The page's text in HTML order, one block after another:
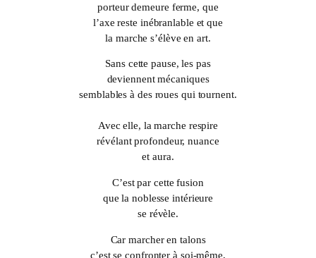
porteur demeure ferme, que
l’axe reste inébranlable et que
la marche s’élève en art.
Sans cette pause, les pas
deviennent mécaniques
semblables à des roues qui tournent.
Avec elle, la marche respire
révélant profondeur, nuance
et aura.
C’est par cette fusion
que la noblesse intérieure
se révèle.
Car marcher en talons
c’est se confronter à soi-même,